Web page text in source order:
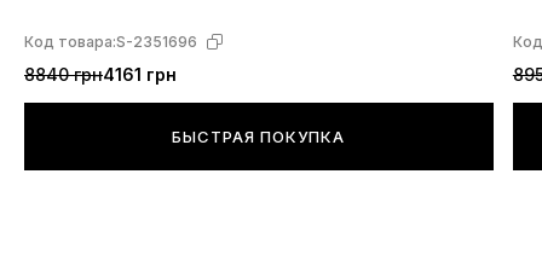
Код товара:S-2351696
8840 грн4161 грн
БЫСТРАЯ ПОКУПКА